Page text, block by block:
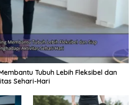
Tubuh Lebih Fleksibel dan
Sehari-Hari